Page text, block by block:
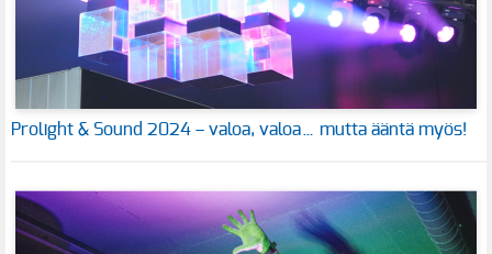
Prolight & Sound 2024 – valoa, valoa… mutta ääntä myös!